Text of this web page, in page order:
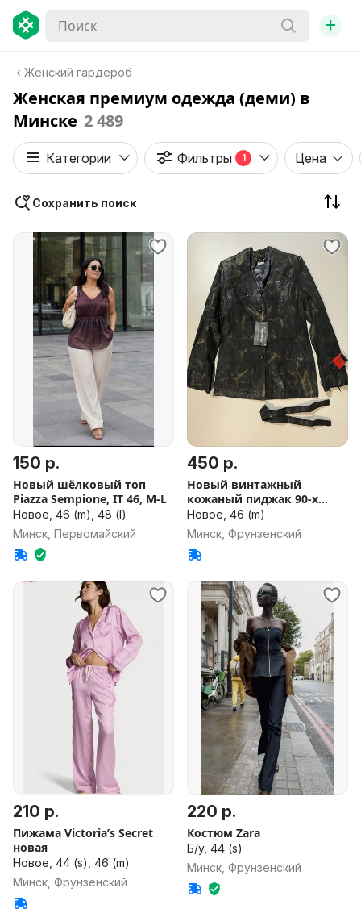
+
Женский гардероб
Женская премиум одежда (деми) в
Минске 2 489
Категории Фильтры 1 Цена
Сохранить поиск
150 р.
Новый шёлковый топ
Piazza Sempione, IT 46, M-L
Новое, 46 (m), 48 (l)
Минск, Первомайский
450 р.
Новый винтажный
кожаный пиджак 90-х
Okyanus
Новое, 46 (m)
Минск, Фрунзенский
210 р.
Пижама Victoria’s Secret
новая
Новое, 44 (s), 46 (m)
Минск, Фрунзенский
220 р.
Костюм Zara
Б/у, 44 (s)
Минск, Фрунзенский